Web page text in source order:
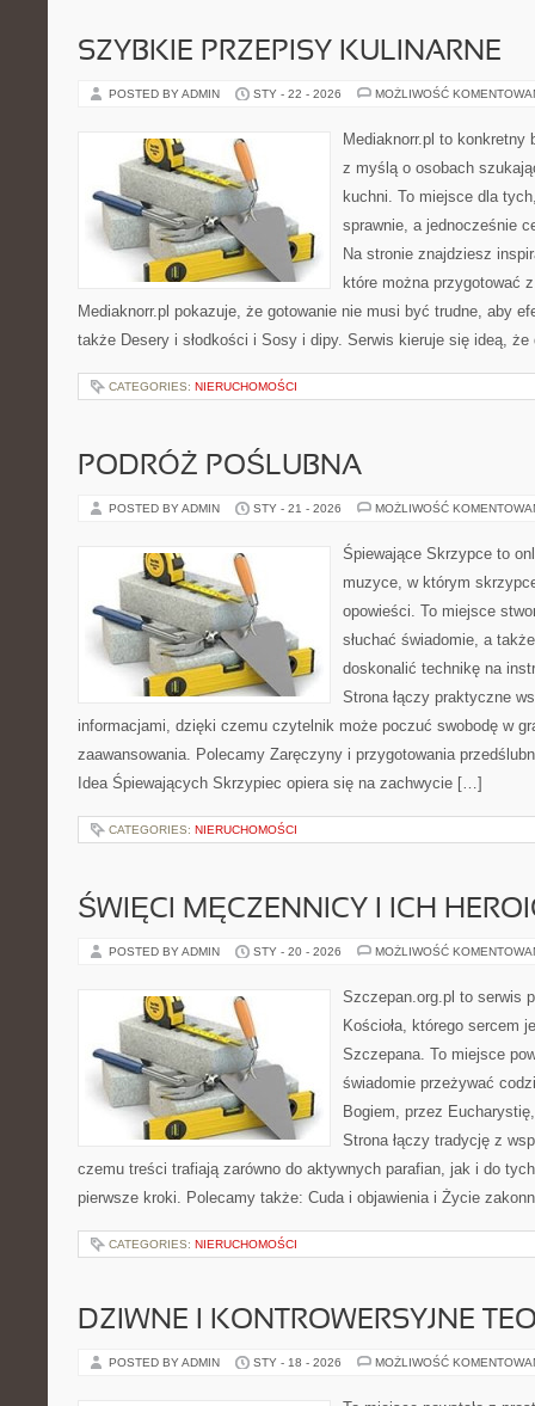
SZYBKIE PRZEPISY KULINARNE
POSTED BY ADMIN STY - 22 - 2026 MOŻLIWOŚĆ
Mediaknorr.pl to konkretny
z myślą o osobach
kuchni. To miejsce dla
sprawnie, a jednocześnie
Na stronie znajdziesz
które można przygotować
Mediaknorr.pl pokazuje, że gotowanie nie musi być trudne, aby
także Desery i słodkości i Sosy i dipy. Serwis kieruje się ideą,
CATEGORIES: NIERUCHOMOŚCI
PODRÓŻ POŚLUBNA
POSTED BY ADMIN STY - 21 - 2026 MOŻLIWOŚĆ
Śpiewające Skrzypce to
muzyce, w którym
opowieści. To miejsce
słuchać świadomie, a
doskonalić technikę na
Strona łączy praktyczne
informacjami, dzięki czemu czytelnik może poczuć swobodę w
zaawansowania. Polecamy Zaręczyny i przygotowania
Idea Śpiewających Skrzypiec opiera się na zachwycie […]
CATEGORIES: NIERUCHOMOŚCI
ŚWIĘCI MĘCZENNICY I ICH
POSTED BY ADMIN STY - 20 - 2026 MOŻLIWOŚĆ
Szczepan.org.pl to serwis
Kościoła, którego sercem
Szczepana. To miejsce
świadomie przeżywać
Bogiem, przez
Strona łączy tradycję z
czemu treści trafiają zarówno do aktywnych parafian, jak i do
pierwsze kroki. Polecamy także: Cuda i objawienia i Życie
CATEGORIES: NIERUCHOMOŚCI
DZIWNE I KONTROWERSYJNE
POSTED BY ADMIN STY - 18 - 2026 MOŻLIWOŚĆ